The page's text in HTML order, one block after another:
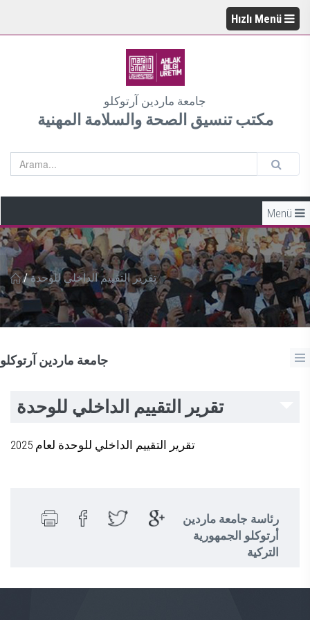
Hızlı Menü
جامعة ماردين آرتوكلو
مكتب تنسيق الصحة والسلامة المهنية
Menü
/ تقرير التقييم الداخلي للوحدة
جامعة ماردين آرتوكلو
تقرير التقييم الداخلي للوحدة
تقرير التقييم الداخلي للوحدة لعام 2025
رئاسة جامعة ماردين
أرتوكلو الجمهورية
التركية